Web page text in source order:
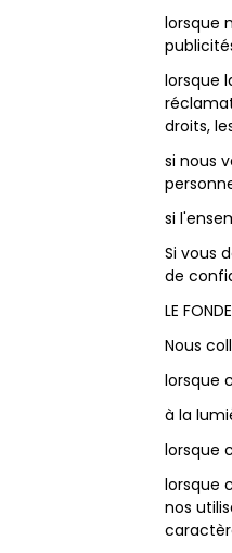
lorsque
lorsque
droits,
si nous
si
Si vous
de
LE
Nous
lorsque
à la
lorsque
lorsque
nos